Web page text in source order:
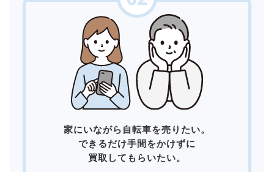
家にいながら自転車を売りたい。
できるだけ手間をかけずに
買取してもらいたい。